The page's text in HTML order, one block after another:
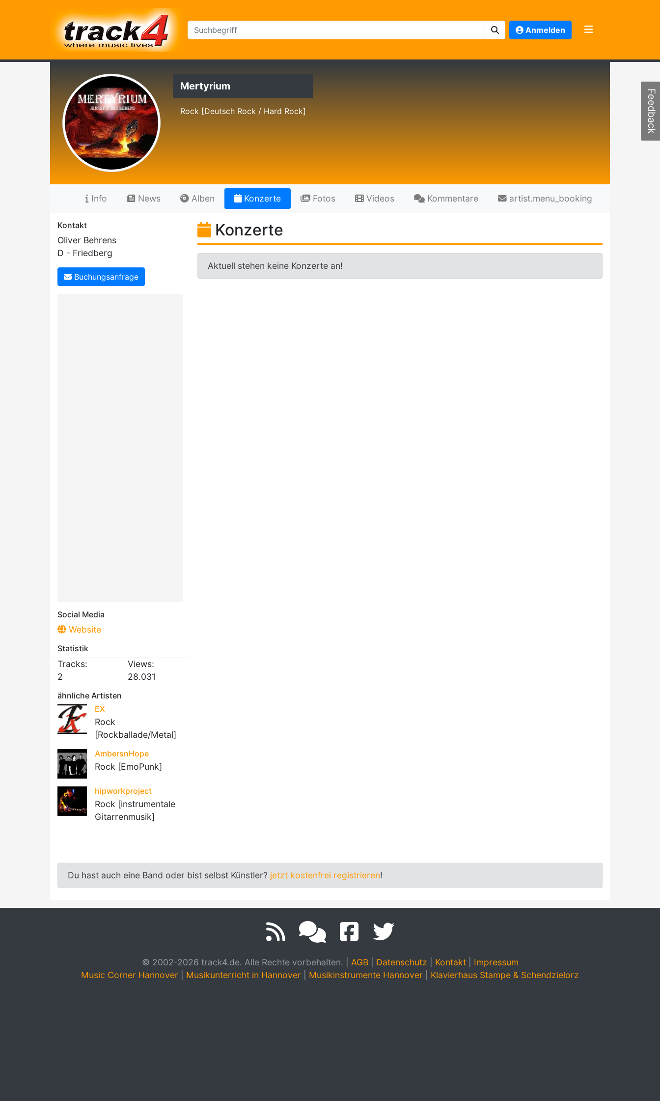
Anmelden
Mertyrium
Rock [Deutsch Rock / Hard Rock]
Info News Alben Konzerte Fotos Videos Kommentare artist.menu_booking
Kontakt
Oliver Behrens
D - Friedberg
Buchungsanfrage
Social Media
Website
Statistik
Tracks:
2
Views:
28.031
ähnliche Artisten
EX
Rock
[Rockballade/Metal]
AmbersnHope
Rock [EmoPunk]
hipworkproject
Rock [instrumentale
Gitarrenmusik]
Konzerte
Aktuell stehen keine Konzerte an!
Du hast auch eine Band oder bist selbst Künstler? jetzt kostenfrei registrieren!
© 2002-2026 track4.de. Alle Rechte vorbehalten. AGB| Datenschutz Kontakt| Impressum
Music Corner Hannover
Musikunterricht in Hannover Musikinstrumente Hannover Klavierhaus Stampe & Schendzielorz
Feedback